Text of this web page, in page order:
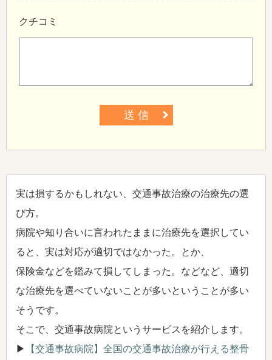
クチコミ
送 信
実は損するかもしれない、交通事故治療の治療先の選
び方。
病院や知り合いに言われたままに治療先を選択してい
ると、実は対応が適切ではなかった。とか、
保険金などを鑑みて損してしまった。などなど、適切
な治療先を選べていないことが多いということが多い
そうです。
そこで、交通事故病院というサービスを紹介します。
▶
【交通事故病院】全国の交通事故治療が行える整骨